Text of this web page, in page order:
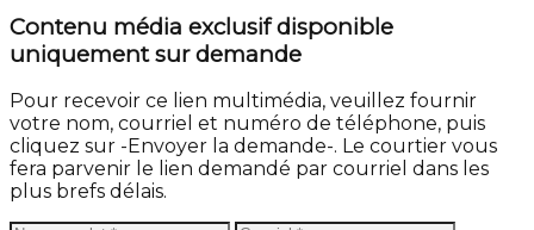
Contenu média exclusif disponible
uniquement sur demande
Pour recevoir ce lien multimédia, veuillez fournir
votre nom, courriel et numéro de téléphone, puis
cliquez sur -Envoyer la demande-. Le courtier vous
fera parvenir le lien demandé par courriel dans les
plus brefs délais.